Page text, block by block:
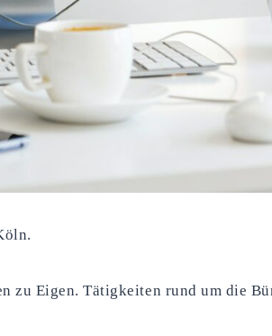
Eigen. Tätigkeiten rund um die